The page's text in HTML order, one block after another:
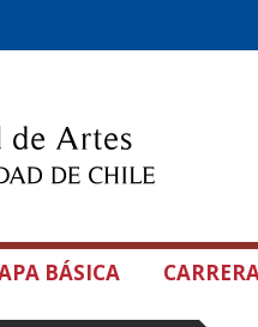
BÁSICA